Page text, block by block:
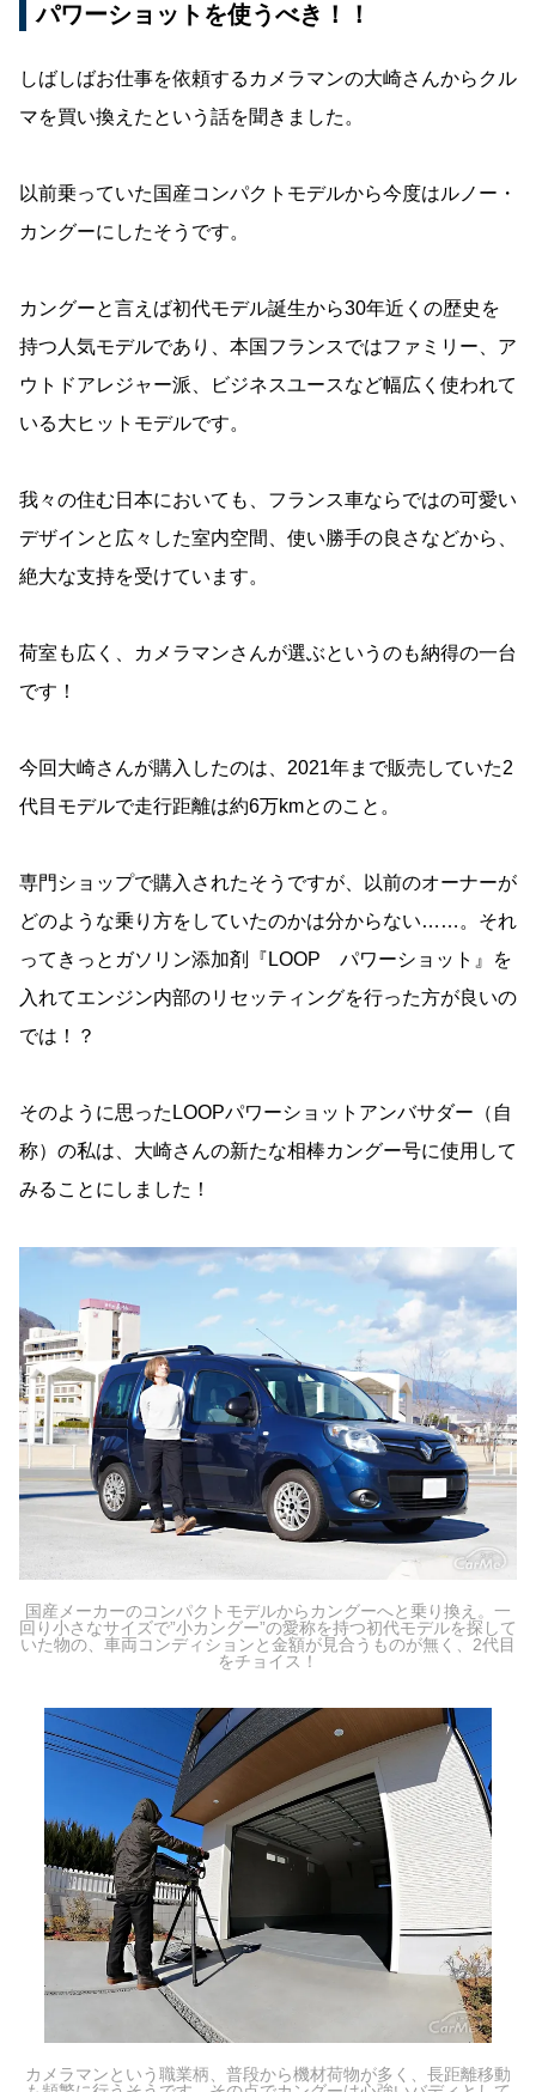
パワーショットを使うべき！！
しばしばお仕事を依頼するカメラマンの大崎さんからクル
マを買い換えたという話を聞きました。
以前乗っていた国産コンパクトモデルから今度はルノー・
カングーにしたそうです。
カングーと言えば初代モデル誕生から30年近くの歴史を
持つ人気モデルであり、本国フランスではファミリー、ア
ウトドアレジャー派、ビジネスユースなど幅広く使われて
いる大ヒットモデルです。
我々の住む日本においても、フランス車ならではの可愛い
デザインと広々した室内空間、使い勝手の良さなどから、
絶大な支持を受けています。
荷室も広く、カメラマンさんが選ぶというのも納得の一台
です！
今回大崎さんが購入したのは、2021年まで販売していた2
代目モデルで走行距離は約6万kmとのこと。
専門ショップで購入されたそうですが、以前のオーナーが
どのような乗り方をしていたのかは分からない……。それ
ってきっとガソリン添加剤『LOOP パワーショット』を
入れてエンジン内部のリセッティングを行った方が良いの
では！？
そのように思ったLOOPパワーショットアンバサダー（自
称）の私は、大崎さんの新たな相棒カングー号に使用して
みることにしました！
国産メーカーのコンパクトモデルからカングーへと乗り換え。一
回り小さなサイズで”小カングー”の愛称を持つ初代モデルを探して
いた物の、車両コンディションと金額が見合うものが無く、2代目
をチョイス！
カメラマンという職業柄、普段から機材荷物が多く、長距離移動